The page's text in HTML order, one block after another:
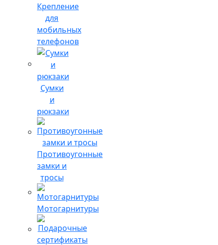
Крепление
для
мобильных
телефонов
Сумки
и
рюкзаки
Противоугонные
замки и
тросы
Мотогарнитуры